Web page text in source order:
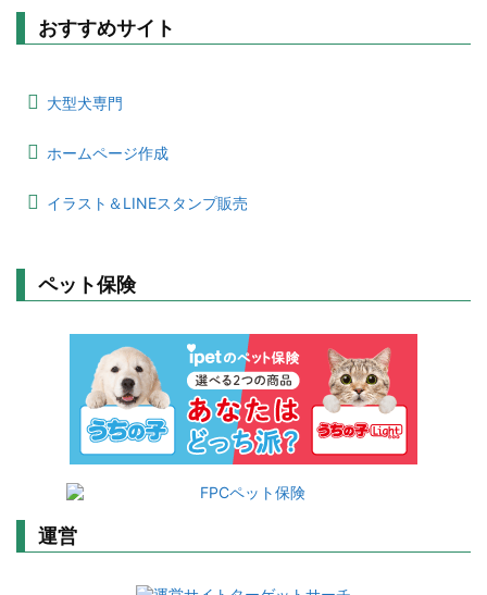
おすすめサイト
大型犬専門
ホームページ作成
イラスト＆LINEスタンプ販売
ペット保険
運営